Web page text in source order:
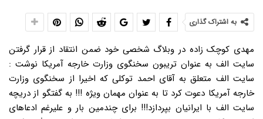
به اشتراک گذاری
مهدی کوچک زاده در وبلاگ شخصی خود ضمن انتقاد از قرار گرفتن
سایت الف به عنوان تریبون سخنگوی وزارت خارجه آمریکا نوشت :
سایت الف متعلق به آقای احمد توکلی که اخیرا از سخنگوی وزارت
خارجه آمریکا دعوت کرد تا به عنوان مهمان ویژه !!! به گفتگو از دریچه
سایت الف با ایرانیان بپردازد!!! برای چندمین بار و علیرغم ادعاهای